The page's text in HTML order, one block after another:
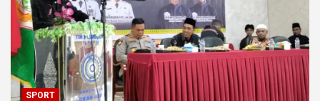
SPORT